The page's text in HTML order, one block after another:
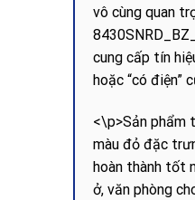
vô cùng quan
cung cấp tín
hoặc “có điện”
<\p>Sản phẩm
màu đỏ đặc
hoàn thành tốt
ở, văn phòng